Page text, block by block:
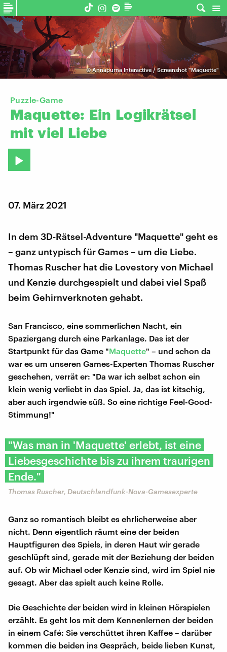
©Annapurna Interactive / Screenshot "Maquette"
Puzzle-Game
Maquette: Ein Logikrätsel
mit viel Liebe
07. März 2021
In dem 3D-Rätsel-Adventure "Maquette" geht es
– ganz untypisch für Games – um die Liebe.
Thomas Ruscher hat die Lovestory von Michael
und Kenzie durchgespielt und dabei viel Spaß
beim Gehirnverknoten gehabt.
San Francisco, eine sommerlichen Nacht, ein
Spaziergang durch eine Parkanlage. Das ist der
Startpunkt für das Game "Maquette" – und schon da
war es um unseren Games-Experten Thomas Ruscher
geschehen, verrät er: "Da war ich selbst schon ein
klein wenig verliebt in das Spiel. Ja, das ist kitschig,
aber auch irgendwie süß. So eine richtige Feel-Good-
Stimmung!"
"Was man in 'Maquette' erlebt, ist eine
Liebesgeschichte bis zu ihrem traurigen
Ende."
Thomas Ruscher, Deutschlandfunk-Nova-Gamesexperte
Ganz so romantisch bleibt es ehrlicherweise aber
nicht. Denn eigentlich räumt eine der beiden
Hauptfiguren des Spiels, in deren Haut wir gerade
geschlüpft sind, gerade mit der Beziehung der beiden
auf. Ob wir Michael oder Kenzie sind, wird im Spiel nie
gesagt. Aber das spielt auch keine Rolle.
Die Geschichte der beiden wird in kleinen Hörspielen
erzählt. Es geht los mit dem Kennenlernen der beiden
in einem Café: Sie verschüttet ihren Kaffee – darüber
kommen die beiden ins Gespräch, beide lieben Kunst,